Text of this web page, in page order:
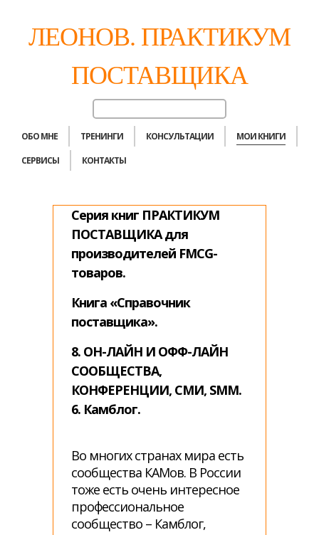
ЛЕОНОВ. ПРАКТИКУМ
ПОСТАВЩИКА
ОБО МНЕ ТРЕНИНГИ КОНСУЛЬТАЦИИ
МОИ КНИГИ
СЕРВИСЫ
КОНТАКТЫ
Серия книг ПРАКТИКУМ
ПОСТАВЩИКА для
производителей FMCG-
товаров.
Книга «Справочник
поставщика».
8. ОН-ЛАЙН И ОФФ-ЛАЙН
СООБЩЕСТВА,
КОНФЕРЕНЦИИ, СМИ, SMM.
6. Камблог.
Во многих странах мира есть
сообщества КАМов. В России
тоже есть очень интересное
профессиональное
сообщество – Камблог,